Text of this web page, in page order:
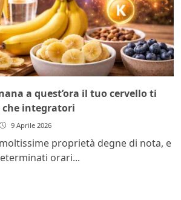
a quest’ora il tuo cervello ti
integratori
9 Aprile 2026
proprietà degne di nota, e
orari...